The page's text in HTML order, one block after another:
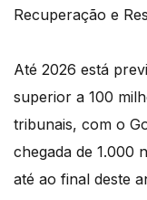
Recuperação e
Até 2026 está
superior a 100
tribunais, com o
chegada de 1.000
até ao final deste